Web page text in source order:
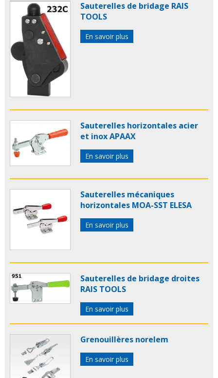
Sauterelles de bridage RAIS
TOOLS
En savoir plus
Sauterelles horizontales acier
et inox APAAX
En savoir plus
Sauterelles mécaniques
horizontales MOA-SST ELESA
En savoir plus
Sauterelles de bridage droites
RAIS TOOLS
En savoir plus
Grenouillères norelem
En savoir plus